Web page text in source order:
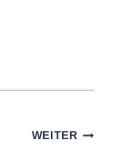
WEITER